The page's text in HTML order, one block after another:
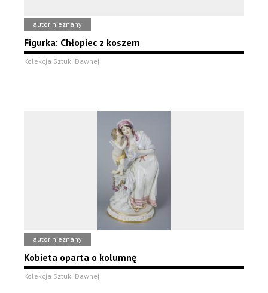
autor nieznany
Figurka: Chłopiec z koszem
Kolekcja Sztuki Dawnej
autor nieznany
Kobieta oparta o kolumnę
Kolekcja Sztuki Dawnej